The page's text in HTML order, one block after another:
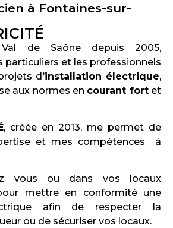
à Fontaines-sur-
de Saône depuis 2005,
particuliers et les professionnels
d’installation électrique,
aux normes en courant fortet
, créée en 2013, me permet de
et mes compétences à
vous ou dans vos locaux
mettre en conformité une
afin de respecter la
ou de sécuriser vos locaux.